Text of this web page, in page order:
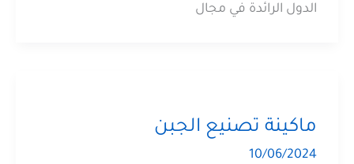
الدول الرائدة في مجال
ماكينة تصنيع الجبن
10/06/2024